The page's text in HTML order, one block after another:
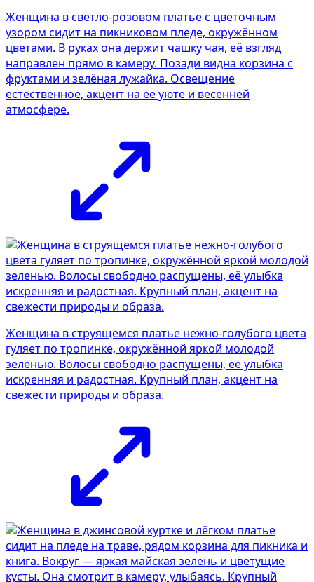
Женщина в светло-розовом платье с цветочным
узором сидит на пикниковом пледе, окружённом
цветами. В руках она держит чашку чая, её взгляд
направлен прямо в камеру. Позади видна корзина с
фруктами и зелёная лужайка. Освещение
естественное, акцент на её уюте и весенней
атмосфере.
Женщина в струящемся платье нежно-голубого цвета
гуляет по тропинке, окружённой яркой молодой
зеленью. Волосы свободно распущены, её улыбка
искренняя и радостная. Крупный план, акцент на
свежести природы и образа.